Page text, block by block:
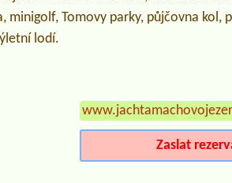
Tomovy parky, půjčovna kol,
lodí.
Zaslat